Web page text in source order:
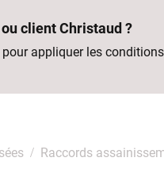
client Christaud ?
pour appliquer les
Raccords